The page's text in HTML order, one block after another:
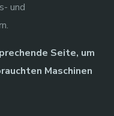
und
Seite, um
Maschinen